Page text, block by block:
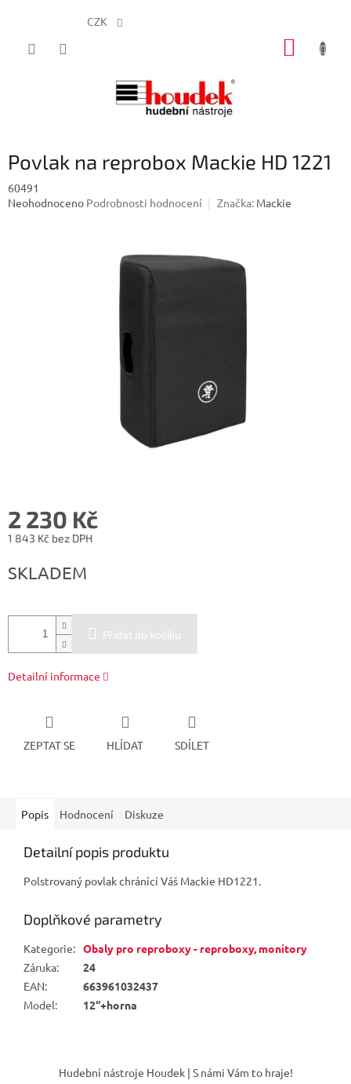
CZK
Povlak na reprobox Mackie HD 1221
60491
Průměrné
Neohodnoceno Podrobnosti hodnocení Značka: Mackie
2 230 Kč
1 843 Kč bez DPH
cena:
SKLADEM
Přidat do košíku
Detailní informace
ZEPTAT SE HLÍDAT SDÍLET
Popis Hodnocení Diskuze
Detailní popis produktu
Polstrovaný povlak chránící Váš Mackie HD1221.
Doplňkové parametry
Kategorie: Obaly pro reproboxy - reproboxy, monitory
Záruka:
24
EAN:
663961032437
Model: 12“+horna
Hudební nástroje Houdek | S námi Vám to hraje!